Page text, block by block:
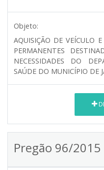
Objeto:
AQUISIÇÃO DE VEÍCULO
PERMANENTES
NECESSIDADES DO
SAÚDE DO MUNICÍPIO DE
Pregão 96/2015